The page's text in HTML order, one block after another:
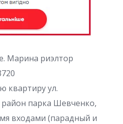
Марина риэлтор
квартиру ул.
район парка Шевченко,
входами (парадный и